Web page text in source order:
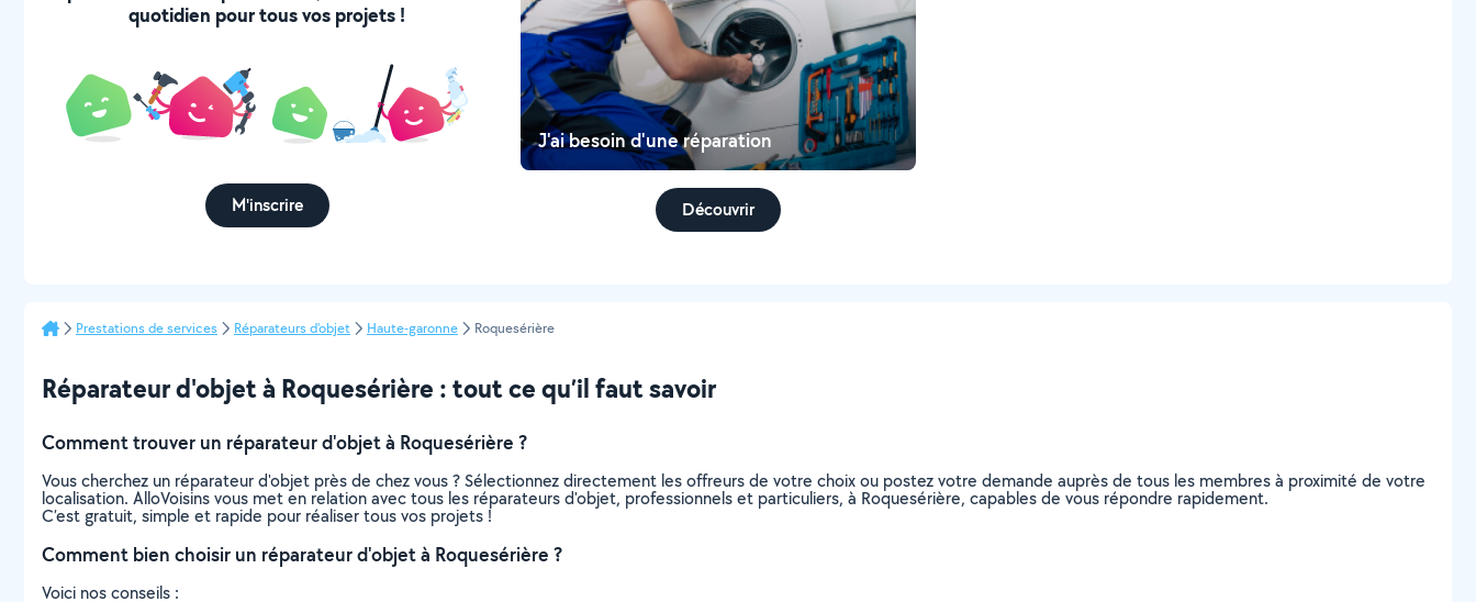
quotidien pour tous vos projets !
M'inscrire
J'ai besoin d'une réparation
Découvrir
Prestations de services Réparateurs d'objet Haute-garonne Roquesérière
Réparateur d'objet à Roquesérière : tout ce qu’il faut savoir
Comment trouver un réparateur d'objet à Roquesérière ?
Vous cherchez un réparateur d'objet près de chez vous ? Sélectionnez directement les offreurs de votre choix ou postez votre demande auprès de tous les membres à proximité de votre
localisation. AlloVoisins vous met en relation avec tous les réparateurs d'objet, professionnels et particuliers, à Roquesérière, capables de vous répondre rapidement.
C’est gratuit, simple et rapide pour réaliser tous vos projets !
Comment bien choisir un réparateur d'objet à Roquesérière ?
Voici nos conseils :